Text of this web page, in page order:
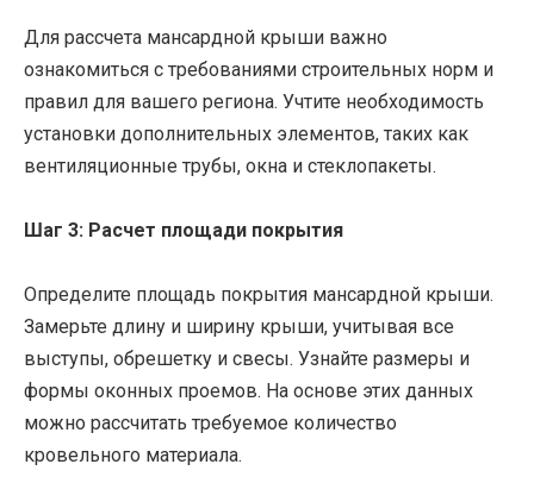
Для рассчета мансардной крыши важно
ознакомиться с требованиями строительных норм и
правил для вашего региона. Учтите необходимость
установки дополнительных элементов, таких как
вентиляционные трубы, окна и стеклопакеты.
Шаг 3: Расчет площади покрытия
Определите площадь покрытия мансардной крыши.
Замерьте длину и ширину крыши, учитывая все
выступы, обрешетку и свесы. Узнайте размеры и
формы оконных проемов. На основе этих данных
можно рассчитать требуемое количество
кровельного материала.